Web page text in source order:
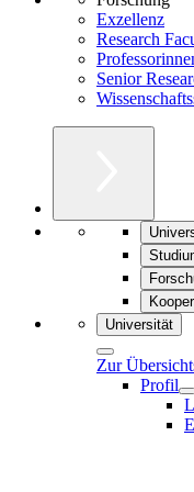
Exzellenz
Research
Senior
Universität
Zur
Profil